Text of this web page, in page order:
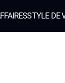
STYLE DE